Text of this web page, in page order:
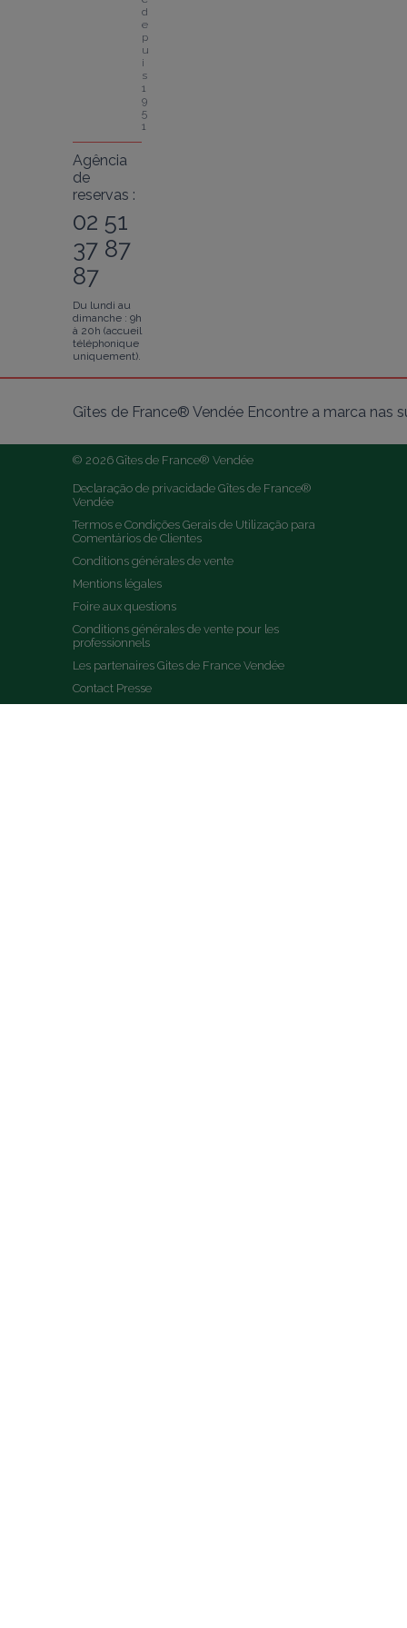
d
e
p
u
i
s
1
9
5
1
Agência
de
reservas :
02 51
37 87
87
Du lundi au
dimanche : 9h
à 20h (accueil
téléphonique
uniquement).
Gîtes de France® Vendée Encontre a marca nas
© 2026 Gîtes de France® Vendée
Declaração de privacidade Gîtes de France®
Vendée
Termos e Condições Gerais de Utilização para
Comentários de Clientes
Conditions générales de vente
Mentions légales
Foire aux questions
Conditions générales de vente pour les
professionnels
Les partenaires Gites de France Vendée
Contact Presse